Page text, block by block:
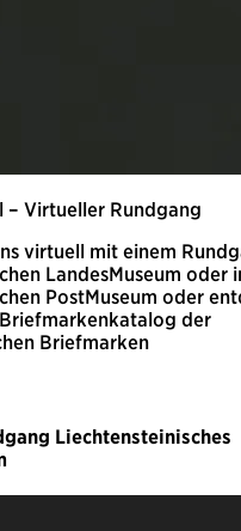
– Virtueller Rundgang
virtuell mit einem
LandesMuseum oder
PostMuseum oder
der
Briefmarken
Liechtensteinisches